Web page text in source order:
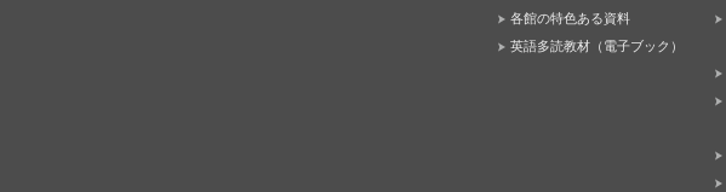
各館の特色ある資料
英語多読教材（電子ブック）